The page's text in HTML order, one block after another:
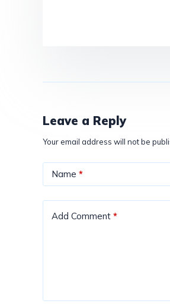
Leave a Reply
Your email address will not be
Name *
Add Comment *